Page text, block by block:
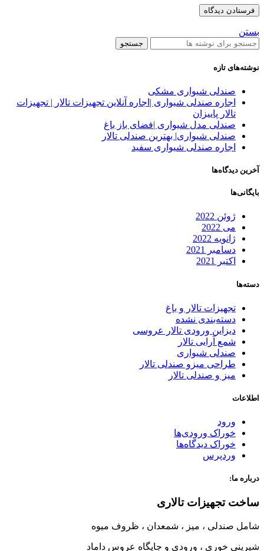
بستن
جستجو
نوشته‌های تازه
صندلی شیواری مشکی
اجاره صندلی شیواری |اجاره آنلاین تجهیزات تالار | تجهیزات
تالار پاییزان
صندلی مدل شیواری |فضای باز باغ
صندلی شیواری| بهترین صندلی تالار
اجاره صندلی شیواری سفید
آخرین دیدگاه‌ها
بایگانی‌ها
ژوئن 2022
می 2022
ژانویه 2022
دسامبر 2021
اکتبر 2021
دسته‌ها
تجهیزات تالار و باغ
دسته‌بندی نشده
دیزاین ورودی تالار عروسی
شمع آرایی تالار
صندلی شیواری
طراحی میزو صندلی تالار
میز و صندلی تالار
اطلاعات
ورود
خوراک ورودی‌ها
خوراک دیدگاه‌ها
وردپرس
درباره ما:
ساخت تجهیزات تالاری
شامل صندلی ، میز ، شمعدان ، ظروف میوه
شیرینی خوری ، ورودی و جایگاه عروس داماد